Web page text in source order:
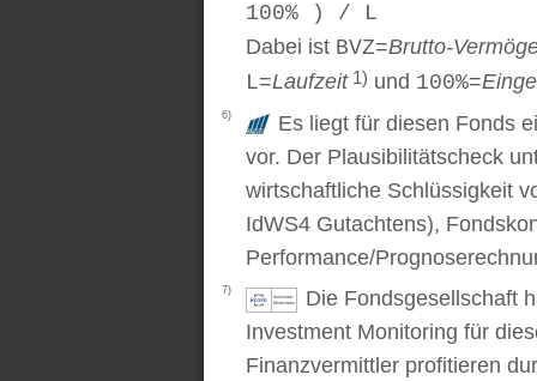
100% ) / L
Dabei ist BVZ=Brutto-
L=Laufzeit1) und 100%=
6)
Es liegt für diesen Fonds
vor. Der Plausibilitätscheck
wirtschaftliche Schlüssigkeit
IdWS4 Gutachtens),
Performance/
7)
Die Fondsgesellschaft
Investment Monitoring für
Finanzvermittler profitieren